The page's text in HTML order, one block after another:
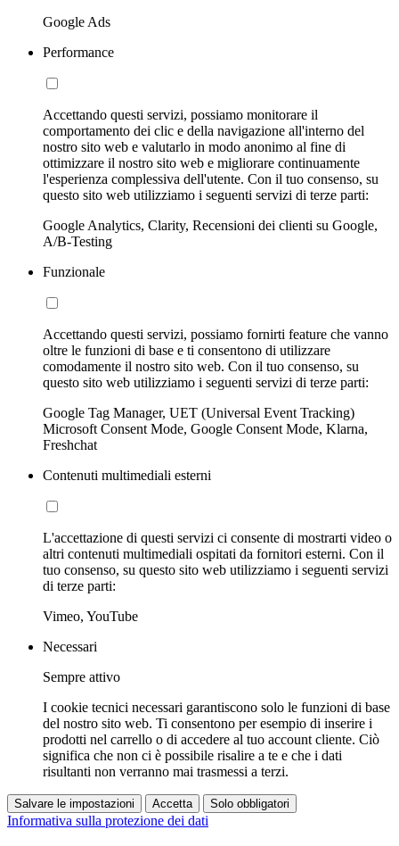
Google Ads
Performance
Accettando questi servizi, possiamo monitorare il
comportamento dei clic e della navigazione all'interno del
nostro sito web e valutarlo in modo anonimo al fine di
ottimizzare il nostro sito web e migliorare continuamente
l'esperienza complessiva dell'utente. Con il tuo consenso, su
questo sito web utilizziamo i seguenti servizi di terze parti:
Google Analytics, Clarity, Recensioni dei clienti su Google,
A/B-Testing
Funzionale
Accettando questi servizi, possiamo fornirti feature che vanno
oltre le funzioni di base e ti consentono di utilizzare
comodamente il nostro sito web. Con il tuo consenso, su
questo sito web utilizziamo i seguenti servizi di terze parti:
Google Tag Manager, UET (Universal Event Tracking)
Microsoft Consent Mode, Google Consent Mode, Klarna,
Freshchat
Contenuti multimediali esterni
L'accettazione di questi servizi ci consente di mostrarti video o
altri contenuti multimediali ospitati da fornitori esterni. Con il
tuo consenso, su questo sito web utilizziamo i seguenti servizi
di terze parti:
Vimeo, YouTube
Necessari
Sempre attivo
I cookie tecnici necessari garantiscono solo le funzioni di base
del nostro sito web. Ti consentono per esempio di inserire i
prodotti nel carrello o di accedere al tuo account cliente. Ciò
significa che non ci è possibile risalire a te e che i dati
risultanti non verranno mai trasmessi a terzi.
Salvare le impostazioni Accetta Solo obbligatori
Informativa sulla protezione dei dati